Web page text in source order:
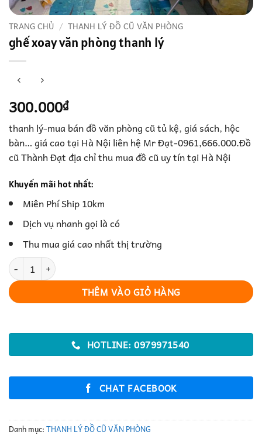
TRANG CHỦ / THANH LÝ ĐỒ CŨ VĂN PHÒNG
ghế xoay văn phòng thanh lý
300.000₫
thanh lý-mua bán đồ văn phòng cũ tủ kệ, giá sách, hộc
bàn… giá cao tại Hà Nội liên hệ Mr Đạt-0961,666.000.Đồ
cũ Thành Đạt địa chỉ thu mua đồ cũ uy tín tại Hà Nội
Khuyến mãi hot nhất:
Miên Phí Ship 10km
Dịch vụ nhanh gọi là có
Thu mua giá cao nhất thị trường
ghế xoay văn phòng thanh lý số lượng
THÊM VÀO GIỎ HÀNG
HOTLINE: 0979971540
CHAT FACEBOOK
Danh mục:THANH LÝ ĐỒ CŨ VĂN PHÒNG